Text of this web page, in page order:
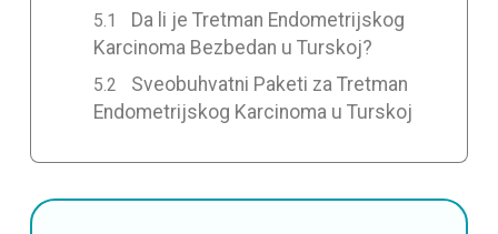
Da li je Tretman Endometrijskog
Karcinoma Bezbedan u Turskoj?
Sveobuhvatni Paketi za Tretman
Endometrijskog Karcinoma u Turskoj